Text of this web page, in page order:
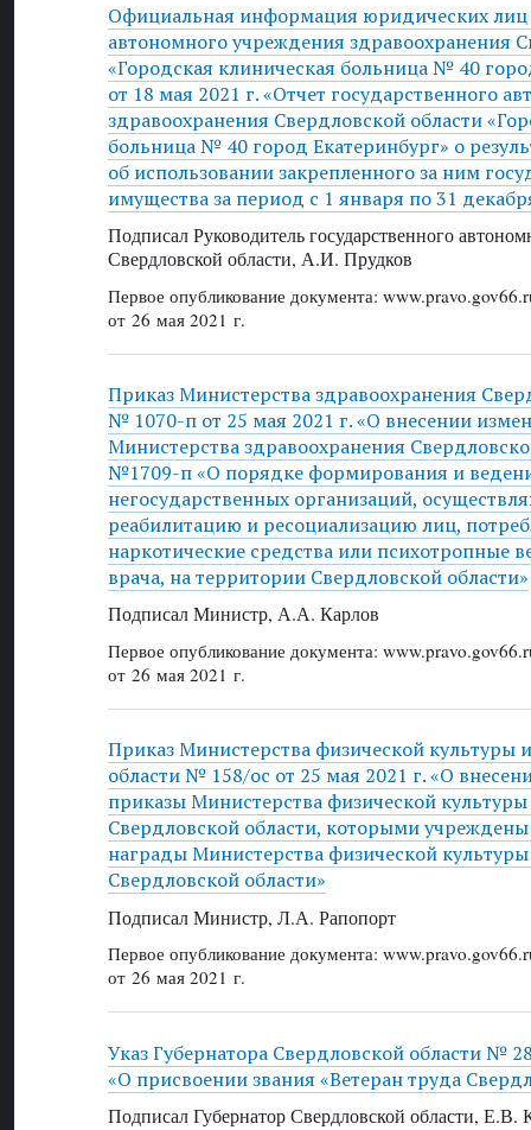
Официальная информация юридических лиц
автономного учреждения здравоохранения
«Городская клиническая больница № 40
от 18 мая 2021 г. «Отчет государственного
здравоохранения Свердловской области
больница № 40 город Екатеринбург» о
об использовании закрепленного за ним
имущества за период с 1 января по 31
Подписал Руководитель государственного
Свердловской области, А.И. Прудков
Первое опубликование документа:
от 26 мая 2021 г.
Приказ Министерства здравоохранения
№ 1070-п от 25 мая 2021 г. «О внесении
Министерства здравоохранения
№1709-п «О порядке формирования и
негосударственных организаций,
реабилитацию и ресоциализацию лиц,
наркотические средства или психотропные
врача, на территории Свердловской области»
Подписал Министр, А.А. Карлов
Первое опубликование документа:
от 26 мая 2021 г.
Приказ Министерства физической культуры
области № 158/ос от 25 мая 2021 г. «О
приказы Министерства физической
Свердловской области, которыми
награды Министерства физической
Свердловской области»
Подписал Министр, Л.А. Рапопорт
Первое опубликование документа:
от 26 мая 2021 г.
Указ Губернатора Свердловской области №
«О присвоении звания «Ветеран труда
Подписал Губернатор Свердловской области, Е.В.